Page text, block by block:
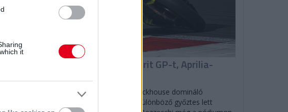
it
Fernandez uralta a Brit GP-t, Aprilia-
dobogó
Folytatódott a széria: a Trackhouse domináló
spanyolja zsinórban a 12. különböző győztes lett